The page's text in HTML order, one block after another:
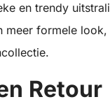
en trendy
formele
Retour